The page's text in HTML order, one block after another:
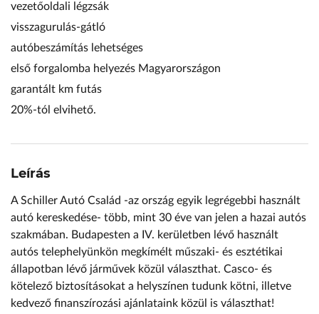
vezetőoldali légzsák
visszagurulás-gátló
autóbeszámítás lehetséges
első forgalomba helyezés Magyarországon
garantált km futás
20%-tól elvihető.
Leírás
A Schiller Autó Család -az ország egyik legrégebbi használt
autó kereskedése- több, mint 30 éve van jelen a hazai autós
szakmában. Budapesten a IV. kerületben lévő használt
autós telephelyünkön megkímélt műszaki- és esztétikai
állapotban lévő járművek közül választhat. Casco- és
kötelező biztosításokat a helyszínen tudunk kötni, illetve
kedvező finanszírozási ajánlataink közül is választhat!